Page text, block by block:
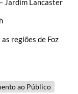
Jardim Lancaster
regiões de Foz
ao Público